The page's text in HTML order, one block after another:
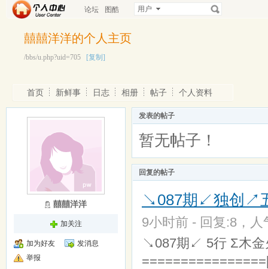
论坛 图酷 用户
囍囍洋洋的个人主页
/bbs/u.php?uid=705 [复制]
首页 新鲜事 日志 相册 帖子 个人资料
囍囍洋洋
加关注
加为好友
发消息
举报
发表的帖子
暂无帖子！
回复的帖子
↘087期↙独创↗
9小时前 - 回复:8，
↘087期↙ 5行 Σ木金